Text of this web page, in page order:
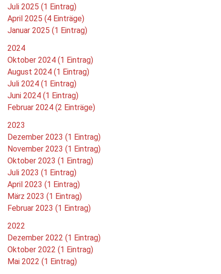
Juli 2025 (1 Eintrag)
April 2025 (4 Einträge)
Januar 2025 (1 Eintrag)
2024
Oktober 2024 (1 Eintrag)
August 2024 (1 Eintrag)
Juli 2024 (1 Eintrag)
Juni 2024 (1 Eintrag)
Februar 2024 (2 Einträge)
2023
Dezember 2023 (1 Eintrag)
November 2023 (1 Eintrag)
Oktober 2023 (1 Eintrag)
Juli 2023 (1 Eintrag)
April 2023 (1 Eintrag)
März 2023 (1 Eintrag)
Februar 2023 (1 Eintrag)
2022
Dezember 2022 (1 Eintrag)
Oktober 2022 (1 Eintrag)
Mai 2022 (1 Eintrag)